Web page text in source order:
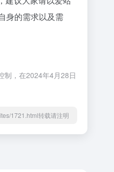
身的需求以及需
制，在2024年4月28日
1721.html转载请注明